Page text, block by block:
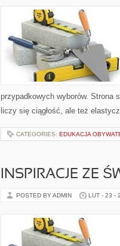
przypadkowych wyborów. Strona
liczy się ciągłość, ale też
CATEGORIES: EDUKACJA
INSPIRACJE ZE
POSTED BY ADMIN LUT - 23 -